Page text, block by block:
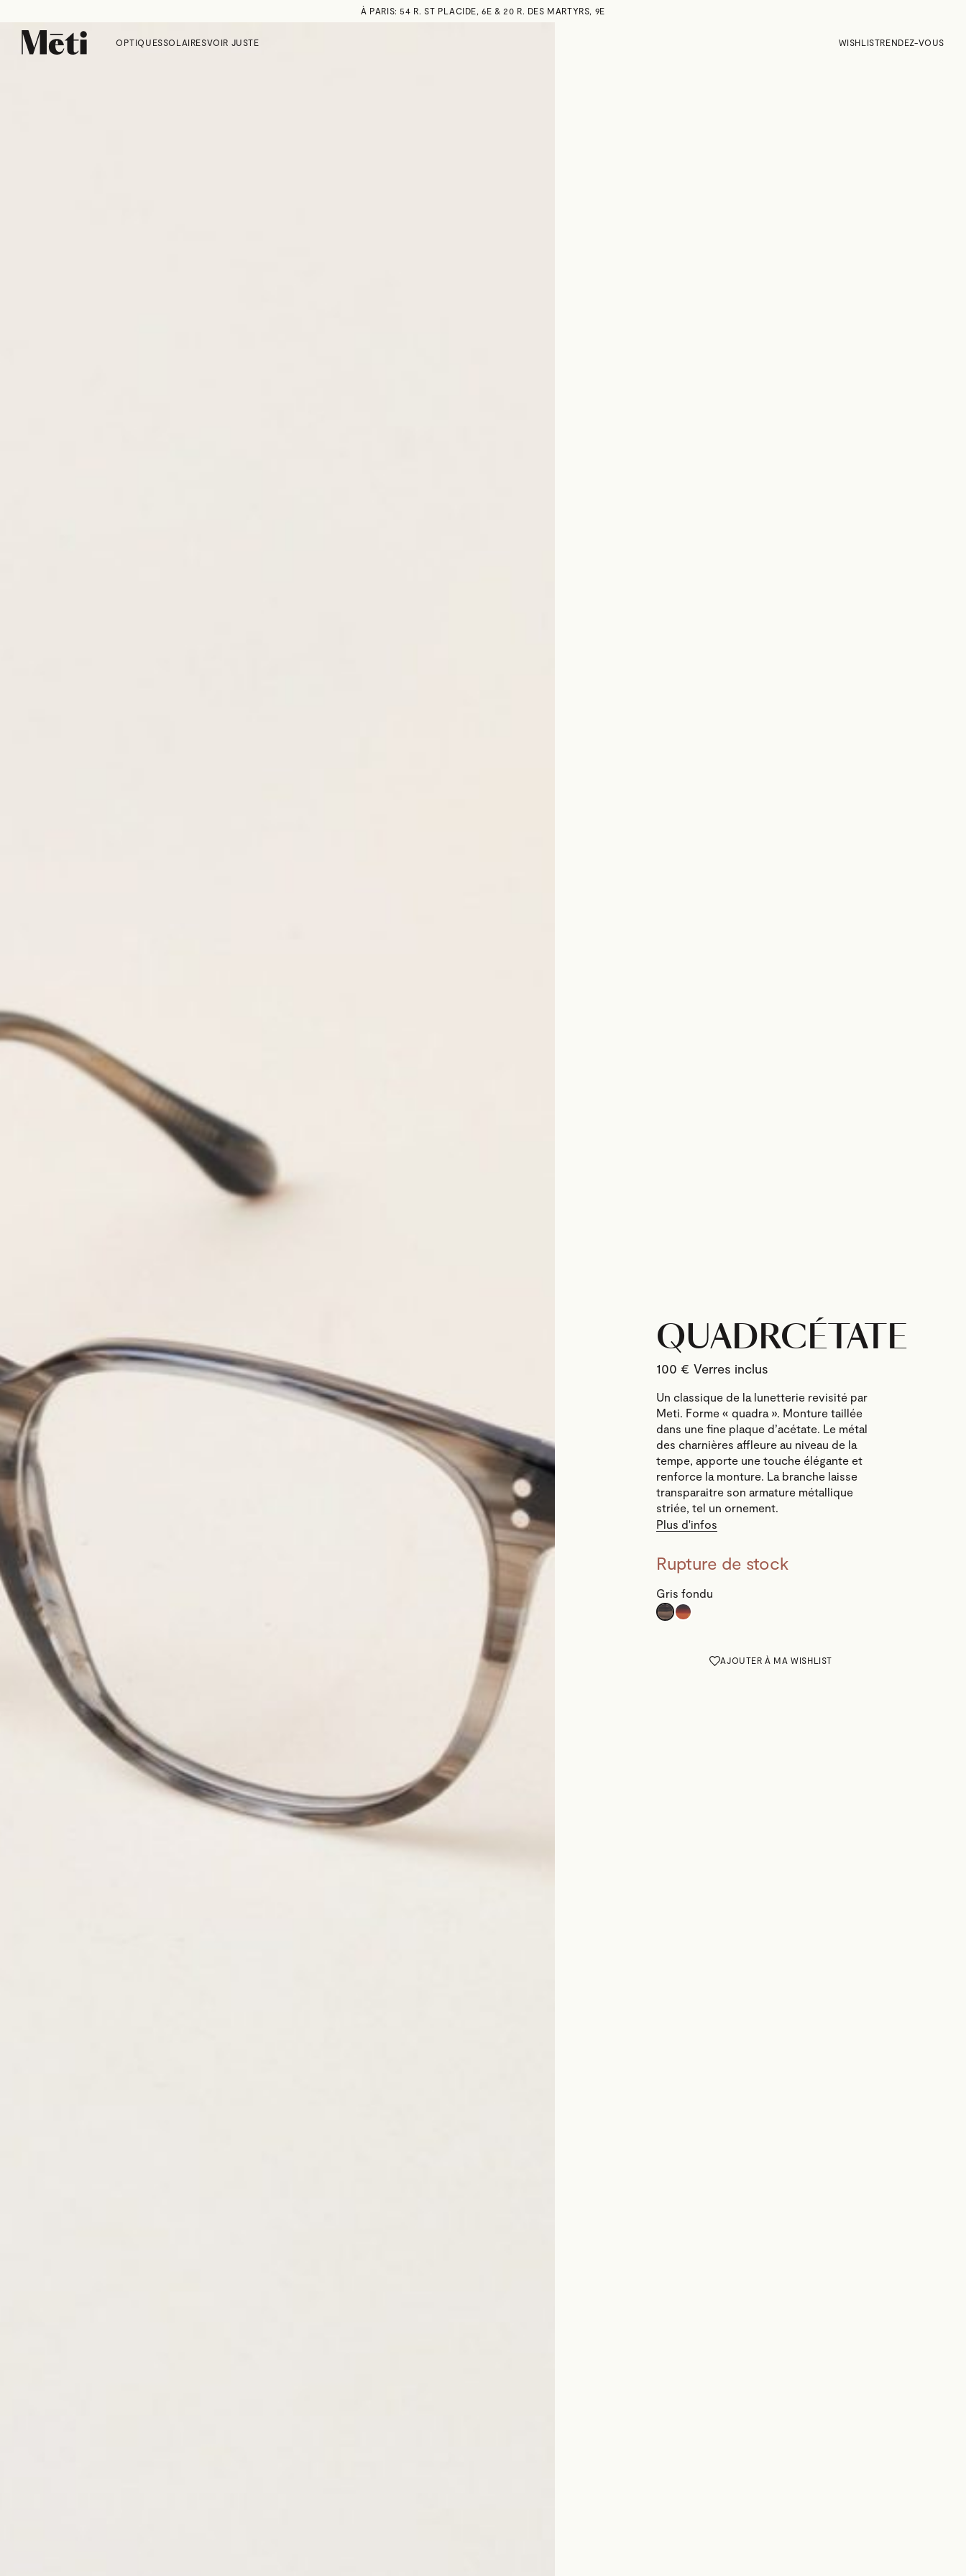
À PARIS: 54 R. ST PLACIDE, 6E & 20 R. DES MARTYRS, 9E
OPTIQUESSOLAIRESVOIR JUSTE WISHLISTRENDEZ-VOUS
QUADRCÉTATE
100 €
Un classique de la lunetterie revisité par
Meti. Forme « quadra ». Monture taillée
dans une fine plaque d’acétate. Le métal
des charnières affleure au niveau de la
tempe, apporte une touche élégante et
renforce la monture. La branche laisse
transparaitre son armature métallique
striée, tel un ornement.
Plus d'infos
Rupture de stock
Gris fondu
AJOUTER À MA WISHLIST